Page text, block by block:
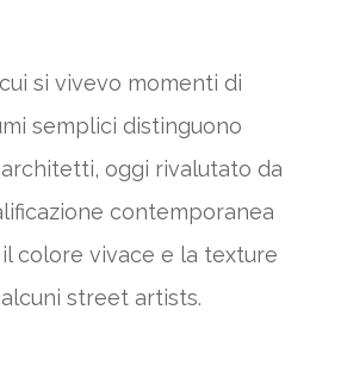
si vivevo momenti di
semplici distinguono
architetti, oggi rivalutato da
contemporanea
colore vivace e la texture
street artists.